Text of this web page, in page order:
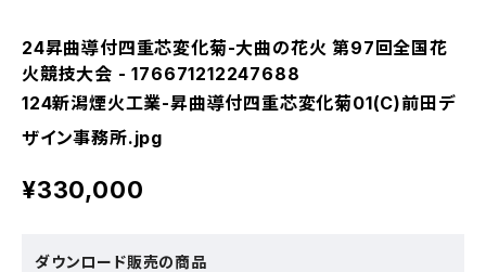
24昇曲導付四重芯変化菊-大曲の花火 第97回全国花
火競技大会 - 176671212247688
124新潟煙火工業-昇曲導付四重芯変化菊01(C)前田デ
ザイン事務所.jpg
¥330,000
ダウンロード販売の商品